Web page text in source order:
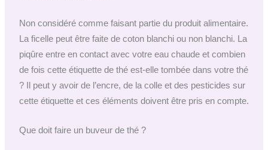
Non considéré comme faisant partie du produit alimentaire.
La ficelle peut être faite de coton blanchi ou non blanchi. La
piqûre entre en contact avec votre eau chaude et combien
de fois cette étiquette de thé est-elle tombée dans votre thé
? Il peut y avoir de l’encre, de la colle et des pesticides sur
cette étiquette et ces éléments doivent être pris en compte.
Que doit faire un buveur de thé ?